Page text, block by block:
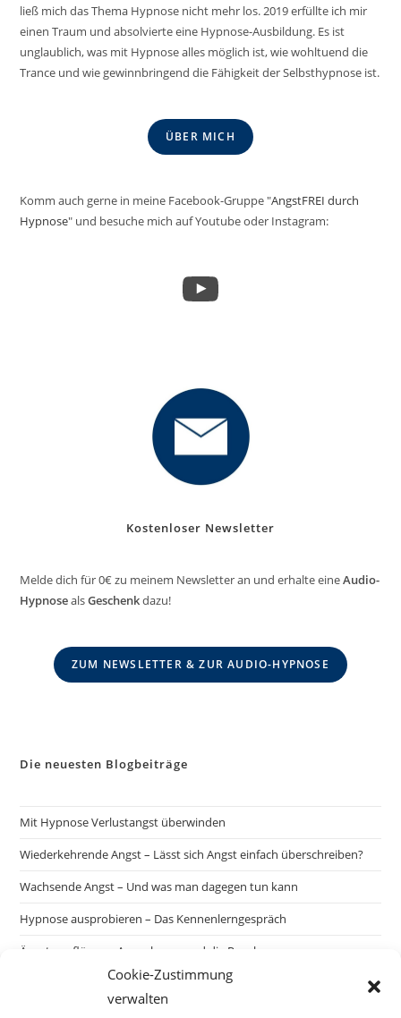
Cookie-Zustimmung
verwalten
ließ mich das Thema Hypnose nicht mehr los. 2019 erfüllte ich mir
einen Traum und absolvierte eine Hypnose-Ausbildung. Es ist
unglaublich, was mit Hypnose alles möglich ist, wie wohltuend die
Trance und wie gewinnbringend die Fähigkeit der Selbsthypnose ist.
ÜBER MICH
Komm auch gerne in meine Facebook-Gruppe "AngstFREI durch
Hypnose" und besuche mich auf Youtube oder Instagram:
YouTube
Kostenloser Newsletter
Melde dich für 0€ zu meinem Newsletter an und erhalte eineAudio-
HypnosealsGeschenkdazu!
ZUM NEWSLETTER & ZUR AUDIO-HYPNOSE
Die neuesten Blogbeiträge
Mit Hypnose Verlustangst überwinden
Wiederkehrende Angst – Lässt sich Angst einfach überschreiben?
Wachsende Angst – Und was man dagegen tun kann
Hypnose ausprobieren – Das Kennenlerngespräch
Ängste auflösen – Ausnahmen und die Regel